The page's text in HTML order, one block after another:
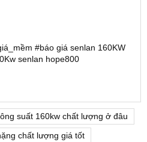
#báo giá senlan 160KW
senlan hope800
suất 160kw chất lượng ở đâu
chất lượng giá tốt